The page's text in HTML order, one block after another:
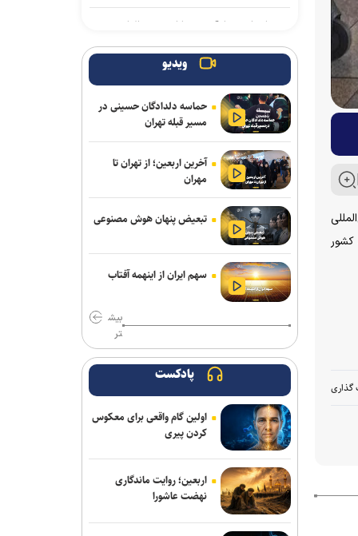
فرودگاه بین‌المللی
پنجره دوم و سوم مسابقات انتخابی جام جهانی ۲۰۲۷، وارد کشور
گذاری
تاجدار و صادقی دستیاران جدید الهامی در
پیکان
دانایی دوباره خیبری شد
تناقض در بودجه باشگاه سپاهان؛ رشد ۲۵
درصدی یا کاهش چشم‌گیر بودجه فوتبال؟
فلاح به صنعت نفت پیوست
مدیرعامل پرسپولیس سفیر افتخاری
چوگان شد
مدال طلای زارعی در بلاروس/ دومین
رکوردشکنی دونده ایران در آستانه بازی‌های
باختر: انتقال قرضی بازیکن بدون ثبت
قرارداد تخلف است/ استقلال با مجازاتی
ماجرای پیشنهاد سهراب بختیاری زاده به
سردار آزمون چیست؟/ وعده پوچی که به
سرمربی استقلال داده شد
تمرینات نارنجی پوشان از هفته آینده
ویدیو
حماسه دلدادگان حسینی در
مسیر قبله تهران
آخرین اربعین؛ از تهران تا
مهران
تبعیض پنهان هوش مصنوعی
سهم ایران از اینهمه آفتاب
بیش
تر
پادکست
اولین گام واقعی برای معکوس
کردن پیری
اربعین؛ روایت ماندگاری
نهضت عاشورا